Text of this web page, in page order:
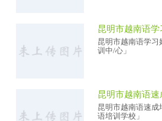
昆明市越南语学习
训中/心」
昆明市越南语速成
语培训学校」